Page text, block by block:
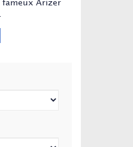
fameux Arizer